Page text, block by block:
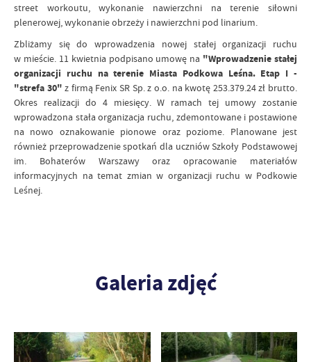
street workoutu, wykonanie nawierzchni na terenie siłowni
plenerowej, wykonanie obrzeży i nawierzchni pod linarium.
Zbliżamy się do wprowadzenia nowej stałej organizacji ruchu
w mieście. 11 kwietnia podpisano umowę na "Wprowadzenie stałej
organizacji ruchu na terenie Miasta Podkowa Leśna. Etap I -
"strefa 30"z firmą Fenix SR Sp. z o.o. na kwotę 253.379.24 zł brutto.
Okres realizacji do 4 miesięcy. W ramach tej umowy zostanie
wprowadzona stała organizacja ruchu, zdemontowane i postawione
na nowo oznakowanie pionowe oraz poziome. Planowane jest
również przeprowadzenie spotkań dla uczniów Szkoły Podstawowej
im. Bohaterów Warszawy oraz opracowanie materiałów
informacyjnych na temat zmian w organizacji ruchu w Podkowie
Leśnej.
Galeria zdjęć